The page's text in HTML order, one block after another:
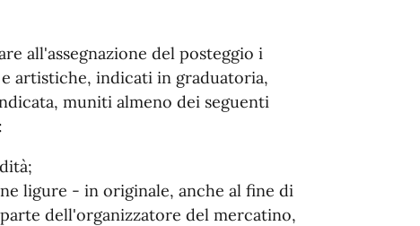
all'assegnazione del posteggio i
artistiche, indicati in graduatoria,
muniti almeno dei seguenti
ligure - in originale, anche al fine di
dell'organizzatore del mercatino,